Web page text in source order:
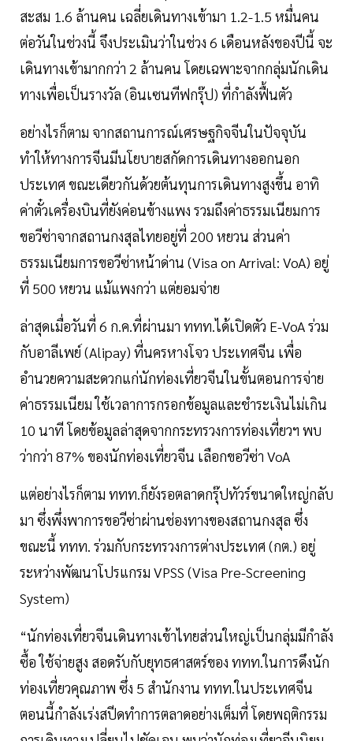
สะสม 1.6 ล้านคน เฉลี่ยเดินทางเข้ามา 1.2-1.5 หมื่นคน
ต่อวันในช่วงนี้ จึงประเมินว่าในช่วง 6 เดือนหลังของปีนี้ จะ
เดินทางเข้ามากกว่า 2 ล้านคน โดยเฉพาะจากกลุ่มนักเดิน
ทางเพื่อเป็นรางวัล (อินเซนทีฟกรุ๊ป) ที่กำลังฟื้นตัว
อย่างไรก็ตาม จากสถานการณ์เศรษฐกิจจีนในปัจจุบัน
ทำให้ทางการจีนมีนโยบายสกัดการเดินทางออกนอก
ประเทศ ขณะเดียวกันด้วยต้นทุนการเดินทางสูงขึ้น อาทิ
ค่าตั๋วเครื่องบินที่ยังค่อนข้างแพง รวมถึงค่าธรรมเนียมการ
ขอวีซ่าจากสถานกงสุลไทยอยู่ที่ 200 หยวน ส่วนค่า
ธรรมเนียมการขอวีซ่าหน้าด่าน (Visa on Arrival: VoA) อยู่
ที่ 500 หยวน แม้แพงกว่า แต่ยอมจ่าย
ล่าสุดเมื่อวันที่ 6 ก.ค.ที่ผ่านมา ททท.ได้เปิดตัว E-VoA ร่วม
กับอาลีเพย์ (Alipay) ที่นครหางโจว ประเทศจีน เพื่อ
อำนวยความสะดวกแก่นักท่องเที่ยวจีนในขั้นตอนการจ่าย
ค่าธรรมเนียม ใช้เวลาการกรอกข้อมูลและชำระเงินไม่เกิน
10 นาที โดยข้อมูลล่าสุดจากกระทรวงการท่องเที่ยวฯ พบ
ว่ากว่า 87% ของนักท่องเที่ยวจีน เลือกขอวีซ่า VoA
แต่อย่างไรก็ตาม ททท.ก็ยังรอตลาดกรุ๊ปทัวร์ขนาดใหญ่กลับ
มา ซึ่งพึ่งพาการขอวีซ่าผ่านช่องทางของสถานกงสุล ซึ่ง
ขณะนี้ ททท. ร่วมกับกระทรวงการต่างประเทศ (กต.) อยู่
ระหว่างพัฒนาโปรแกรม VPSS (Visa Pre-Screening
System)
“นักท่องเที่ยวจีนเดินทางเข้าไทยส่วนใหญ่เป็นกลุ่มมีกำลัง
ซื้อ ใช้จ่ายสูง สอดรับกับยุทธศาสตร์ของ ททท.ในการดึงนัก
ท่องเที่ยวคุณภาพ ซึ่ง 5 สำนักงาน ททท.ในประเทศจีน
ตอนนี้กำลังเร่งสปีดทำการตลาดอย่างเต็มที่ โดยพฤติกรรม